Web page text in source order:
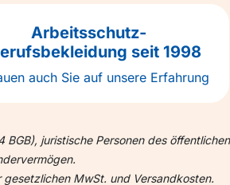
Arbeitsschutz-
seit 1998
auch Sie auf unsere Erfahrung
juristische Personen des
MwSt. und Versandkosten.